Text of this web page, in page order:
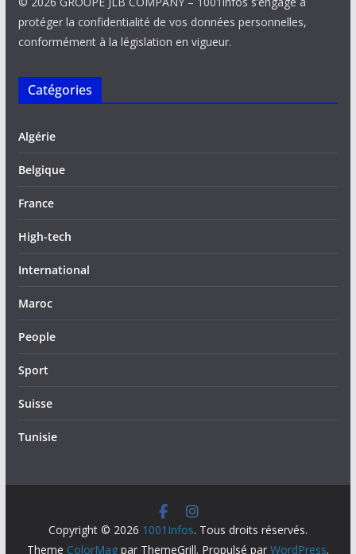
protéger la confidentialité de vos données personnelles,
conformément à la législation en vigueur.
Catégories
Algérie
Belgique
France
High-tech
International
Maroc
People
Sport
Suisse
Tunisie
Copyright © 2026 1001Infos. Tous droits réservés.
Theme ColorMagpar ThemeGrill. Propulsé par WordPress.